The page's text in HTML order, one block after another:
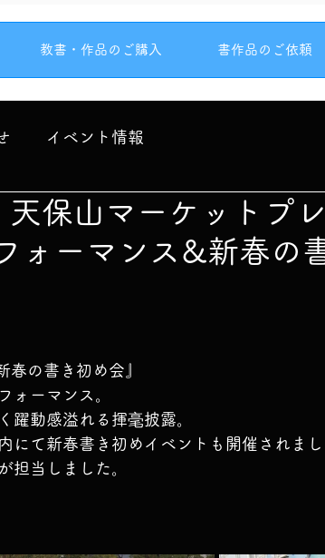
教書・作品のご購入 書作品のご依頼
イベント情報
保山マーケットプ
ォーマンス&新春の
春の書き初め会』
ォーマンス。
躍動感溢れる揮毫披露。
にて新春書き初めイベントも開催されま
担当しました。